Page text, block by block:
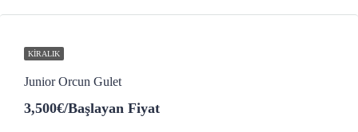
KIRALIK
Junior Orcun Gulet
3,500€/Başlayan Fiyat